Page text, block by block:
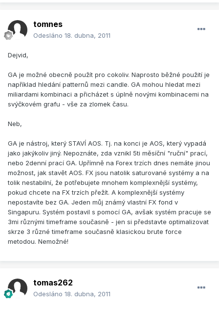
tomnes
Odesláno 18. dubna, 2011
Dejvid,
GA je možné obecně použít pro cokoliv. Naprosto běžné použití je
například hledání patternů mezi candle. GA mohou hledat mezi
miliardami kombinaci a přicházet s úplně novými kombinacemi na
svýčkovém grafu - vše za zlomek času.
Neb,
GA je nástroj, který STAVÍ AOS. Tj. na konci je AOS, který vypadá
jako jakýkoliv jiný. Nepoznáte, zda vznikl 5ti měsíční "ruční" prací,
nebo 2denní prací GA. Upřímně na Forex trzích dnes nemáte jinou
možnost, jak stavět AOS. FX jsou natolik saturované systémy a na
tolik nestabilní, že potřebujete mnohem komplexnější systémy,
pokud chcete na FX trzích přežít. A komplexnější systémy
nepostavíte bez GA. Jeden můj známý vlastní FX fond v
Singapuru. Systém postavil s pomocí GA, avšak systém pracuje se
3mi různými timeframe současně - jen si představte optimalizovat
skrze 3 různé timeframe současně klasickou brute force
metodou. Nemožné!
tomas262
Odesláno 18. dubna, 2011